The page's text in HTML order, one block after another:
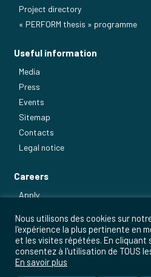
Project directory
« PERFORM thesis » programme
Useful information
Media
Press
Events
Sitemap
Contacts
Legal notice
Careers
Apply
Nous utilisons des cookies sur
l'expérience la plus pertinente en
et les visites répétées. En cliquant
consentez à l'utilisation de TOUS
En savoir plus